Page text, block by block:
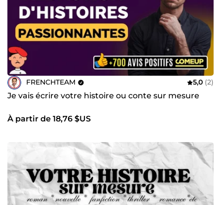
FRENCHTEAM 5,0 (2)
Je vais écrire votre histoire ou conte sur mesure
À partir de 18,76 $US